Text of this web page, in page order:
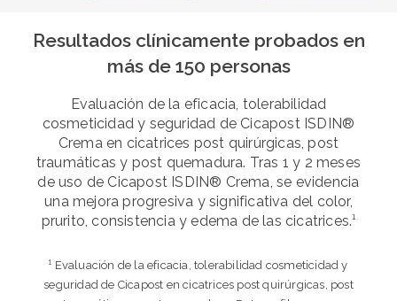
Resultados clínicamente probados en
más de 150 personas
Evaluación de la eficacia, tolerabilidad
cosmeticidad y seguridad de Cicapost ISDIN®
Crema en cicatrices post quirúrgicas, post
traumáticas y post quemadura. Tras 1 y 2 meses
de uso de Cicapost ISDIN® Crema, se evidencia
una mejora progresiva y significativa del color,
prurito, consistencia y edema de las cicatrices.¹
¹ Evaluación de la eficacia, tolerabilidad cosmeticidad y
seguridad de Cicapost en cicatrices post quirúrgicas, post